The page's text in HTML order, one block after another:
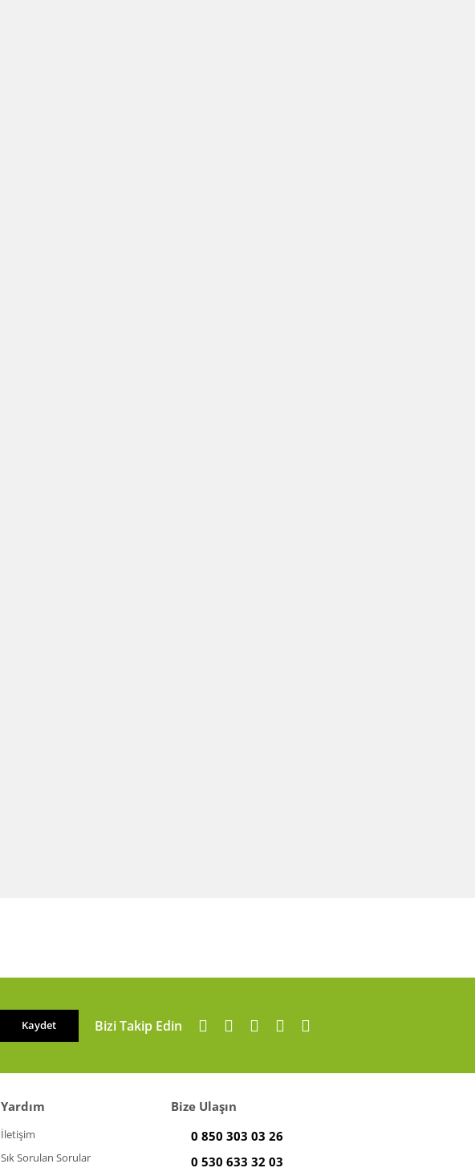
Kaydet Bizi Takip Edin
Yardım
İletişim
Sık Sorulan Sorular
Bize Ulaşın
0 850 303 03 26
0 530 633 32 03